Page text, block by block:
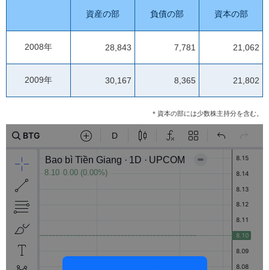
資産の部 負債の部 資本の部
2008年 28,843 7,781 21,062
2009年 30,167 8,365 21,802
＊資本の部には少数株主持分を含む。